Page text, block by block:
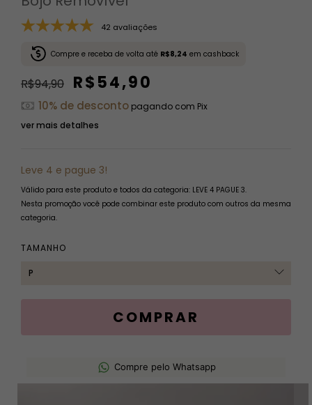
42 avaliações
Compre e receba de volta até R$8,24 em cashback
R$94,90 R$54,90
10% de desconto pagando com Pix
ver mais detalhes
Leve 4 e pague 3!
Válido para este produto e todos da categoria: LEVE 4 PAGUE 3.
Nesta promoção você pode combinar este produto com outros da mesma
categoria.
TAMANHO
Compre pelo Whatsapp